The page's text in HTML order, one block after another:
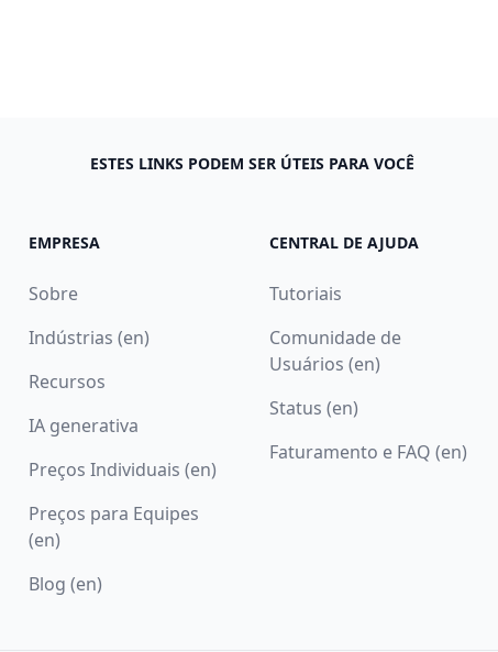
ESTES LINKS PODEM SER ÚTEIS PARA VOCÊ
EMPRESA
Sobre
Indústrias (en)
Recursos
IA generativa
Preços Individuais (en)
Preços para Equipes
(en)
Blog (en)
CENTRAL DE AJUDA
Tutoriais
Comunidade de
Usuários (en)
Status (en)
Faturamento e FAQ (en)